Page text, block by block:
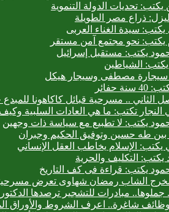
يكتب: تحديات الدولة التنموية
ذراع مصر الطويلة
يكتب: سيدة الغناء العربى
يكتب: نحو مجتمع آمن مستقر
يكتب: مستقبل إسرائيل
يكتب: الشياطين
سيجارة مصطفى وسيجار هيكل
حفائر
الثاني .. مسرحية قبائل كاكاهونا
النجار تكتب: ما هي العادات السلبية
يكتب: لا تطبيع مع سياسة ذات وجهين
بين طه حسين وتوفيق الحكيم وجبران
يكتب: الإسلام يخاطب العقل الإنساني
التكليف والحرية
يكتب: قراءة فى كف التاريخ
الشاب رمضان شهاوى تعرض
مبادرات للتشجير ترصدها
وظائف شاغرة.. اعرف الشروط والأوراق